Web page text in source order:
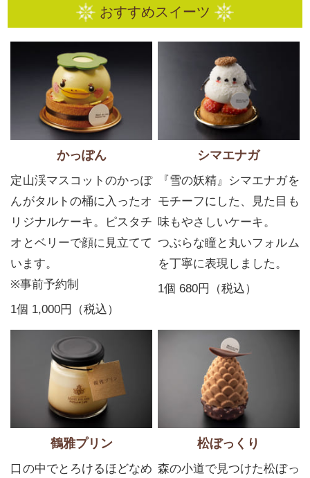
おすすめスイーツ
かっぽん
定山渓マスコットのかっぽ
んがタルトの桶に入ったオ
リジナルケーキ。
ピスタチ
オとベリーで顔に見立てて
います。
※事前予約制
1個 1,000円（税込）
シマエナガ
『雪の妖精』シマエナガを
モチーフにした、見た目も
味もやさしいケーキ。
つぶらな瞳と丸いフォルム
を丁寧に表現しました。
1個 680円（税込）
鶴雅プリン
口の中でとろけるほどなめ
松ぼっくり
森の小道で見つけた松ぼっ